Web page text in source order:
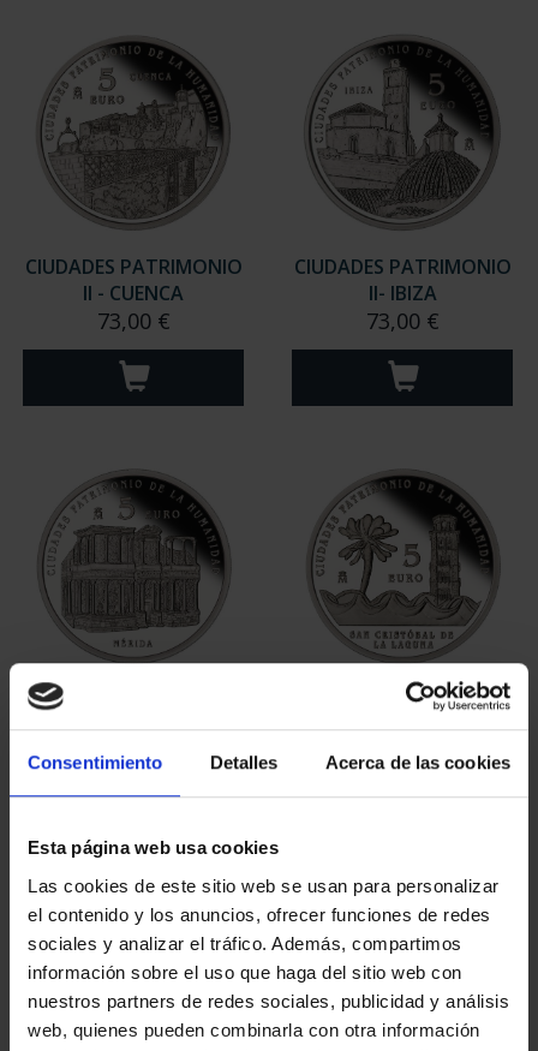
Consentimiento Detalles Acerca de las cookies
Esta página web usa cookies
Las cookies de este sitio web se usan para personalizar
el contenido y los anuncios, ofrecer funciones de redes
sociales y analizar el tráfico. Además, compartimos
información sobre el uso que haga del sitio web con
nuestros partners de redes sociales, publicidad y análisis
web, quienes pueden combinarla con otra información
10 Productos encontrados
CIUDADES PATRIMONIO
II - CUENCA
73,00 €
CIUDADES PATRIMONIO
II- IBIZA
73,00 €
CIUDADES PATRIMONIO
II- MÉRIDA
CIUDADES PATRIMONIO
II - LA LAGUNA